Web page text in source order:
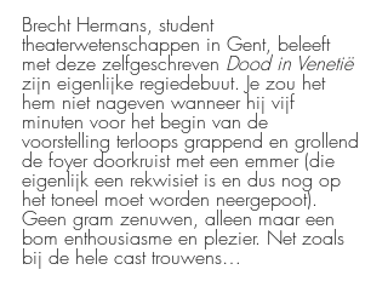
Brecht Hermans, student
theaterwetenschappen in Gent, beleeft
met deze zelfgeschreven Dood in Venetië
zijn eigenlijke regiedebuut. Je zou het
hem niet nageven wanneer hij vijf
minuten voor het begin van de
voorstelling terloops grappend en grollend
de foyer doorkruist met een emmer (die
eigenlijk een rekwisiet is en dus nog op
het toneel moet worden neergepoot).
Geen gram zenuwen, alleen maar een
bom enthousiasme en plezier. Net zoals
bij de hele cast trouwens…